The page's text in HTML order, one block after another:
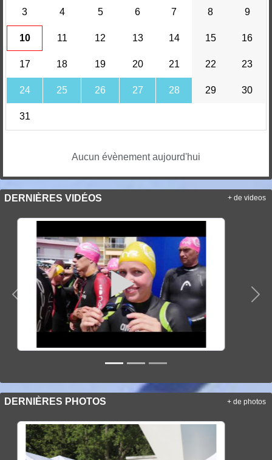
3 4 5 6 7 8 9
10 11 12 13 14 15 16
17 18 19 20 21 22 23
24 25 26 27 28 29 30
31
Aucun évènement aujourd'hui
DERNIÈRES VIDÉOS
Précedent
+ de videos
DERNIÈRES PHOTOS + de photos